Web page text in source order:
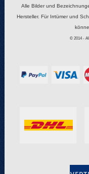
Alle Bilder und
Hersteller. Für Irrtümer und
© 2014 -